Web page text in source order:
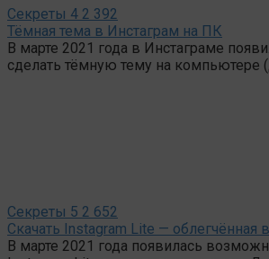
Секреты 4 2 392
Тёмная тема в Инстаграм на ПК
В марте 2021 года в Инстаграме
сделать тёмную тему на компьютере
Секреты 5 2 652
Скачать Instagram Lite — облегчённая
В марте 2021 года появилась